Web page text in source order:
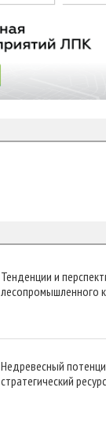
Тенденции и
лесопромышленного
Недревесный
стратегический